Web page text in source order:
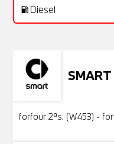
local_gas_station Diesel
SMART
Usato
forfour 2ªs. (W453) -